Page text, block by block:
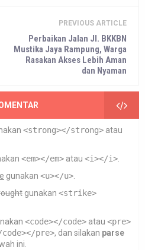
PREVIOUS ARTICLE
Perbaikan Jalan Jl. BKKBN
Mustika Jaya Rampung, Warga
Rasakan Akses Lebih Aman
dan Nyaman
<strong></strong> atau
<em></em> atau <i></i>.
gunakan <u></u>.
gunakan <strike>
<code></code> atau <pre>
code></pre>, dan silakan parse
ini.